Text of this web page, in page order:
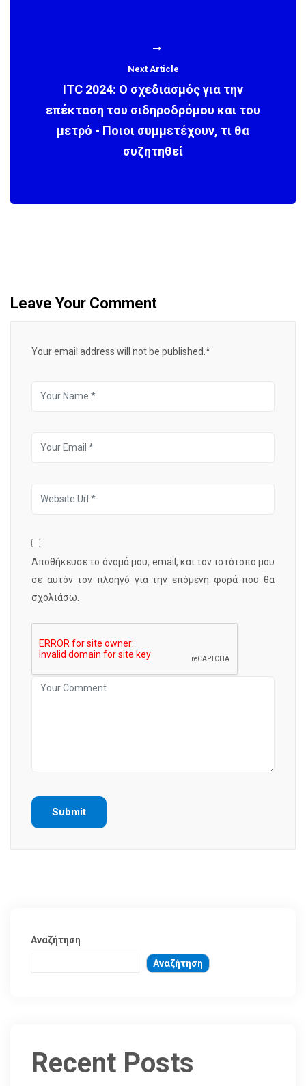
Next Article
ITC 2024: Ο σχεδιασμός για την
επέκταση του σιδηροδρόμου και του
μετρό - Ποιοι συμμετέχουν, τι θα
συζητηθεί
Leave Your Comment
Your email address will not be published.*
Αποθήκευσε το όνομά μου, email, και τον ιστότοπο μου
σε αυτόν τον πλοηγό για την επόμενη φορά που θα
σχολιάσω.
Αναζήτηση
Αναζήτηση
Recent Posts